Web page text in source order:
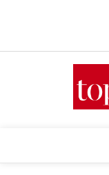
Verkaufsstellen